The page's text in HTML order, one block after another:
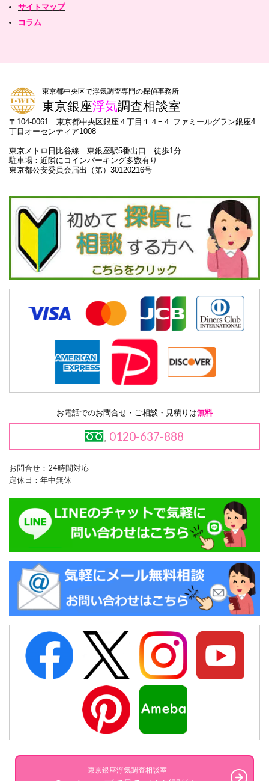
サイトマップ
コラム
東京都中央区で浮気調査専門の探偵事務所
東京銀座浮気調査相談室
〒104-0061 東京都中央区銀座４丁目１４−４ ファミールグラン銀座4
丁目オーセンティア1008
東京メトロ日比谷線 東銀座駅5番出口 徒歩1分
駐車場：近隣にコインパーキング多数有り
東京都公安委員会届出（第）30120216号
お電話でのお問合せ・ご相談・見積りは無料
0120-637-888
お問合せ：24時間対応
定休日：年中無休
東京銀座浮気調査相談室